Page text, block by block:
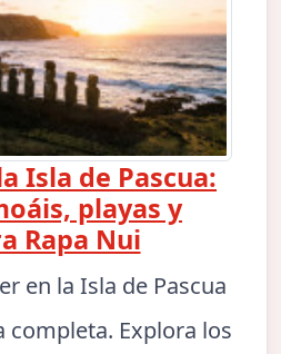
Isla de Pascua:
playas y
Rapa Nui
en la Isla de Pascua
completa. Explora los